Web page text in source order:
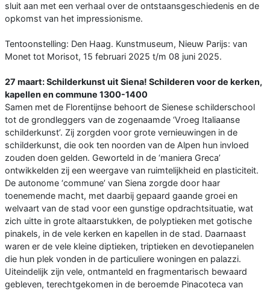
sluit aan met een verhaal over de ontstaansgeschiedenis en de
opkomst van het impressionisme.
Tentoonstelling: Den Haag. Kunstmuseum, Nieuw Parijs: van
Monet tot Morisot, 15 februari 2025 t/m 08 juni 2025.
27 maart: Schilderkunst uit Siena! Schilderen voor de kerken,
kapellen en commune 1300-1400
Samen met de Florentijnse behoort de Sienese schilderschool
tot de grondleggers van de zogenaamde ‘Vroeg Italiaanse
schilderkunst’. Zij zorgden voor grote vernieuwingen in de
schilderkunst, die ook ten noorden van de Alpen hun invloed
zouden doen gelden. Geworteld in de ‘maniera Greca’
ontwikkelden zij een weergave van ruimtelijkheid en plasticiteit.
De autonome ‘commune’ van Siena zorgde door haar
toenemende macht, met daarbij gepaard gaande groei en
welvaart van de stad voor een gunstige opdrachtsituatie, wat
zich uitte in grote altaarstukken, de polyptieken met gotische
pinakels, in de vele kerken en kapellen in de stad. Daarnaast
waren er de vele kleine diptieken, triptieken en devotiepanelen
die hun plek vonden in de particuliere woningen en palazzi.
Uiteindelijk zijn vele, ontmanteld en fragmentarisch bewaard
gebleven, terechtgekomen in de beroemde Pinacoteca van